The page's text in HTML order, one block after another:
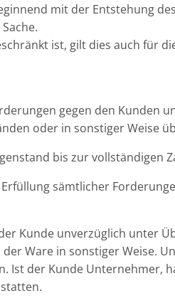
mit der Entstehung
ist, gilt dies auch für
gegen den Kunden
oder in sonstiger Weise
bis zur vollständigen
sämtlicher
Kunde unverzüglich unter
Ware in sonstiger Weise.
Ist der Kunde Unternehmer,